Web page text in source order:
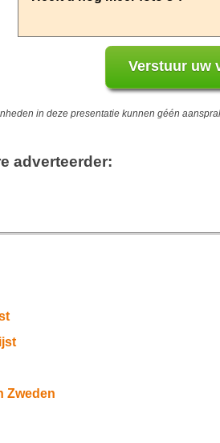
in deze presentatie kunnen géén
adverteerder:
Zweden